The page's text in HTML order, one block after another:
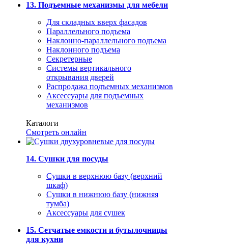
13. Подъемные механизмы для мебели
Для складных вверх фасадов
Параллельного подъема
Наклонно-параллельного подъема
Наклонного подъема
Секретерные
Системы вертикального
открывания дверей
Распродажа подъемных механизмов
Аксессуары для подъемных
механизмов
Каталоги
Смотреть онлайн
14. Сушки для посуды
Сушки в верхнюю базу (верхний
шкаф)
Сушки в нижнюю базу (нижняя
тумба)
Аксессуары для сушек
15. Сетчатые емкости и бутылочницы
для кухни